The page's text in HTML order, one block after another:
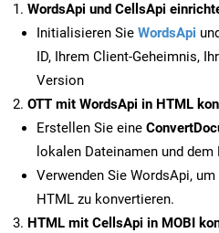
WordsApi und CellsApi
Initialisieren Sie WordsApi
ID, Ihrem Client-Geheimnis,
Version
OTT mit WordsApi in HTML
Erstellen Sie eine
lokalen Dateinamen und
Verwenden Sie WordsApi,
HTML zu konvertieren.
HTML mit CellsApi in MOBI